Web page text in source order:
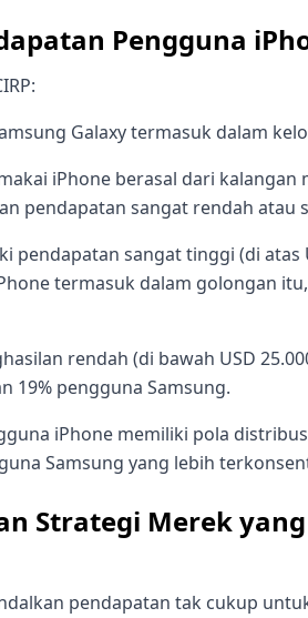
Pengguna
Galaxy termasuk dalam
iPhone berasal dari
pendapatan sangat rendah atau
pendapatan sangat tinggi (di atas
termasuk dalam golongan
rendah (di bawah USD
19% pengguna Samsung.
iPhone memiliki pola
Samsung yang lebih
Strategi Merek
pendapatan tak cukup